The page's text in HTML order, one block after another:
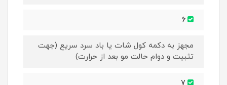
مجهز به دکمه کول شات یا باد سرد سریع (جهت
تثبیت و دوام حالت مو بعد از حرارت)